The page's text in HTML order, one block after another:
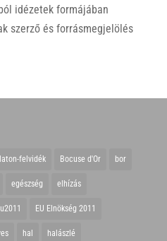
idézetek formájában
szerző és forrásmegjelölés
felvidék Bocuse d'Or bor
egészség elhízás
EU Elnökség 2011
hal halászlé